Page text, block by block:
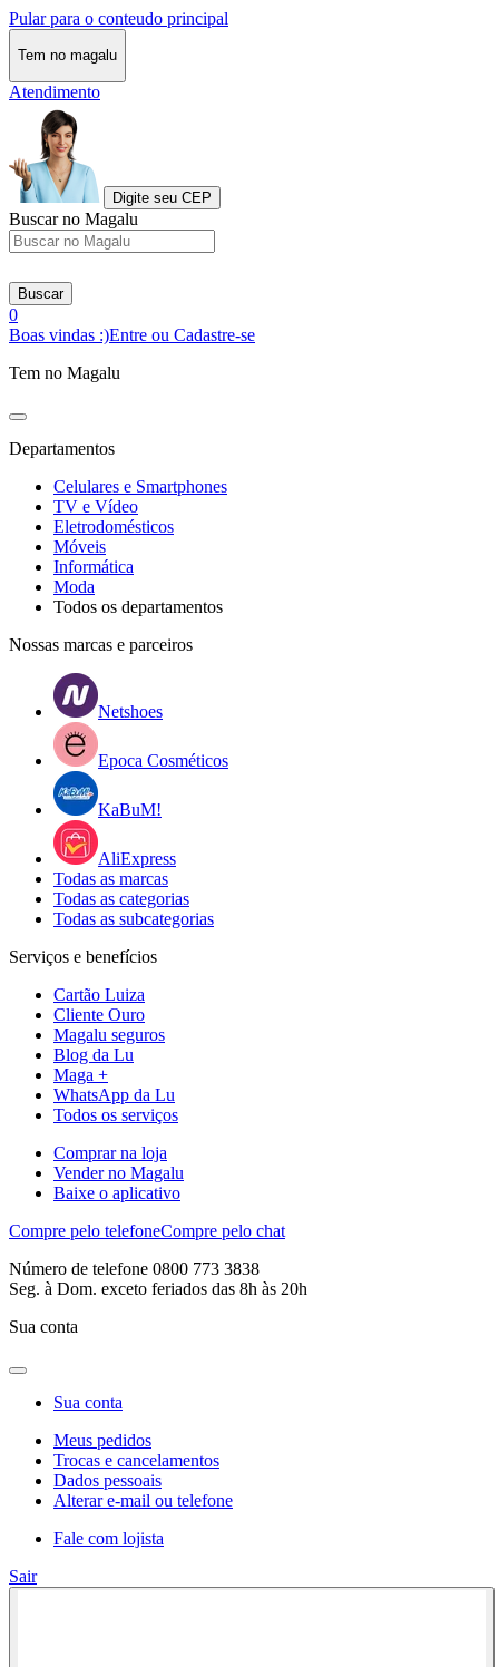
Pular para o conteudo principal
Tem no magalu
Atendimento
Digite seu CEP
Buscar no Magalu
Buscar
0
Boas vindas :)Entre ou Cadastre-se
Tem no Magalu
Departamentos
Celulares e Smartphones
TV e Vídeo
Eletrodomésticos
Móveis
Informática
Moda
Todos os departamentos
Nossas marcas e parceiros
Netshoes
Epoca Cosméticos
KaBuM!
AliExpress
Todas as marcas
Todas as categorias
Todas as subcategorias
Serviços e benefícios
Cartão Luiza
Cliente Ouro
Magalu seguros
Blog da Lu
Maga +
WhatsApp da Lu
Todos os serviços
Comprar na loja
Vender no Magalu
Baixe o aplicativo
Compre pelo telefoneCompre pelo chat
Número de telefone 0800 773 3838
Seg. à Dom. exceto feriados das 8h às 20h
Sua conta
Sua conta
Meus pedidos
Trocas e cancelamentos
Dados pessoais
Alterar e-mail ou telefone
Fale com lojista
Sair